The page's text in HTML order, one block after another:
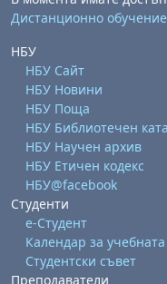
Дистанционно обучение
НБУ
НБУ Сайт
НБУ Новини
НБУ Поща
НБУ Библиотечен
НБУ Научен архив
НБУ Етичен кодекс
НБУ@facebook
Студенти
е-Студент
Календар за
Студентски съвет
Преподаватели